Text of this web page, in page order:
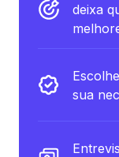
deixa
sua